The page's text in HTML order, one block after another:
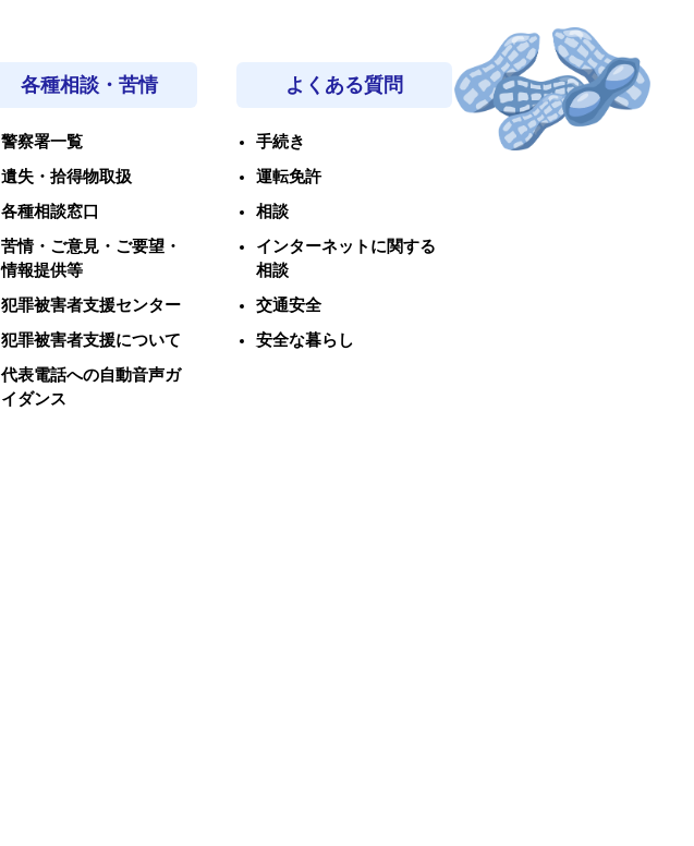
各種相談・苦情
警察署一覧
遺失・拾得物取扱
各種相談窓口
苦情・ご意見・ご要望・
情報提供等
犯罪被害者支援センター
犯罪被害者支援について
代表電話への自動音声ガ
イダンス
よくある質問
手続き
運転免許
相談
インターネットに関する
相談
交通安全
安全な暮らし